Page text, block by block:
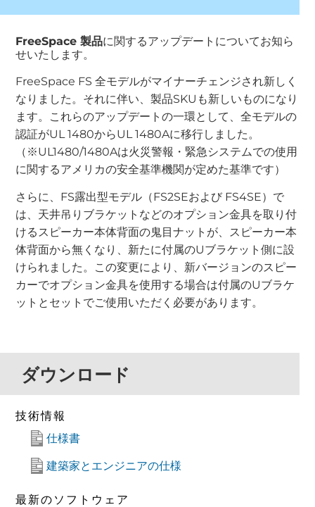
FreeSpace 製品に関するアップデートについてお知ら
せいたします。
FreeSpace FS 全モデルがマイナーチェンジされ新しく
なりました。それに伴い、製品SKUも新しいものになり
ます。これらのアップデートの一環として、全モデルの
認証がUL 1480からUL 1480Aに移行しました。
（※UL1480/1480Aは火災警報・緊急システムでの使用
に関するアメリカの安全基準機関が定めた基準です）
さらに、FS露出型モデル（FS2SEおよび FS4SE）で
は、天井吊りブラケットなどのオプション金具を取り付
けるスピーカー本体背面の鬼目ナットが、スピーカー本
体背面から無くなり、新たに付属のUブラケット側に設
けられました。この変更により、新バージョンのスピー
カーでオプション金具を使用する場合は付属のUブラケ
ットとセットでご使用いただく必要があります。
ダウンロード
技術情報
仕様書
建築家とエンジニアの仕様
最新のソフトウェア